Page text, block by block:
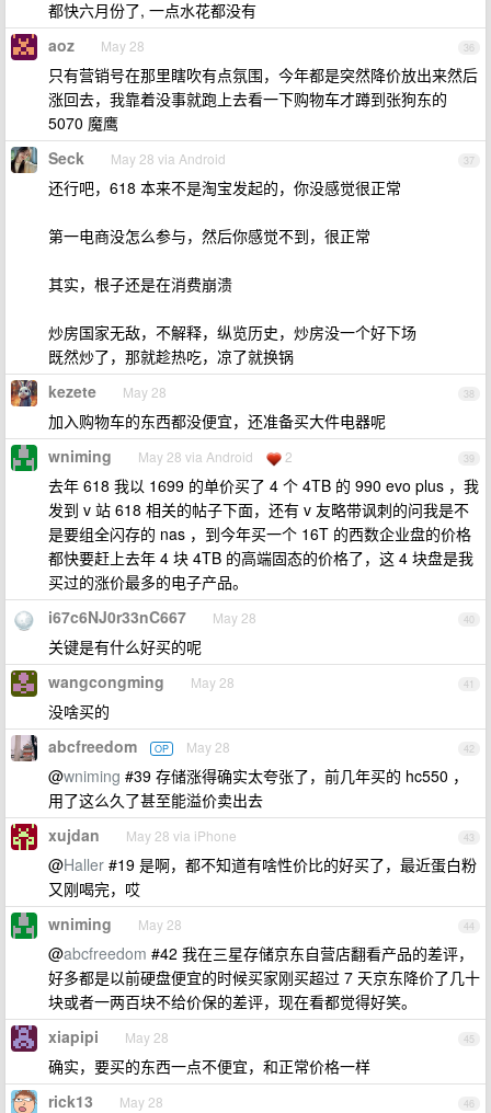
都快六月份了, 一点水花都没有
36
aoz May 28
只有营销号在那里瞎吹有点氛围，今年都是突然降价放出来然后
涨回去，我靠着没事就跑上去看一下购物车才蹲到张狗东的
5070 魔鹰
37
Seck May 28 via Android
还行吧，618 本来不是淘宝发起的，你没感觉很正常
第一电商没怎么参与，然后你感觉不到，很正常
其实，根子还是在消费崩溃
炒房国家无敌，不解释，纵览历史，炒房没一个好下场
既然炒了，那就趁热吃，凉了就换锅
38
kezete May 28
加入购物车的东西都没便宜，还准备买大件电器呢
39
wniming May 28 via Android 2
去年 618 我以 1699 的单价买了 4 个 4TB 的 990 evo plus ，我
发到 v 站 618 相关的帖子下面，还有 v 友略带讽刺的问我是不
是要组全闪存的 nas ，到今年买一个 16T 的西数企业盘的价格
都快要赶上去年 4 块 4TB 的高端固态的价格了，这 4 块盘是我
买过的涨价最多的电子产品。
40
i67c6NJ0r33nC667 May 28
关键是有什么好买的呢
41
wangcongming May 28
没啥买的
42
abcfreedom OP May 28
@wniming #39 存储涨得确实太夸张了，前几年买的 hc550 ，
用了这么久了甚至能溢价卖出去
43
xujdan May 28 via iPhone
@Haller #19 是啊，都不知道有啥性价比的好买了，最近蛋白粉
又刚喝完，哎
44
wniming May 28
@abcfreedom #42 我在三星存储京东自营店翻看产品的差评，
好多都是以前硬盘便宜的时候买家刚买超过 7 天京东降价了几十
块或者一两百块不给价保的差评，现在看都觉得好笑。
45
xiapipi May 28
确实，要买的东西一点不便宜，和正常价格一样
46
rick13 May 28